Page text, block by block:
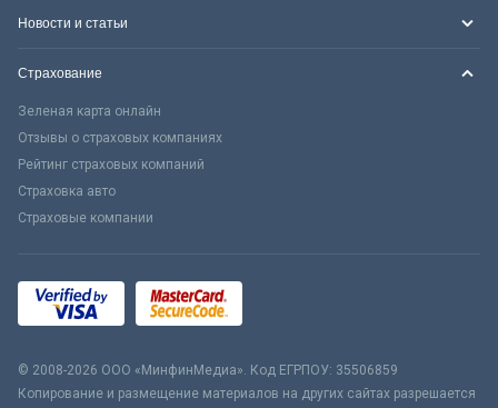
Новости и статьи
Страхование
Зеленая карта онлайн
Отзывы о страховых компаниях
Рейтинг страховых компаний
Страховка авто
Страховые компании
© 2008-2026 ООО «МинфинМедиа». Код ЕГРПОУ: 35506859
Копирование и размещение материалов на других сайтах разрешается